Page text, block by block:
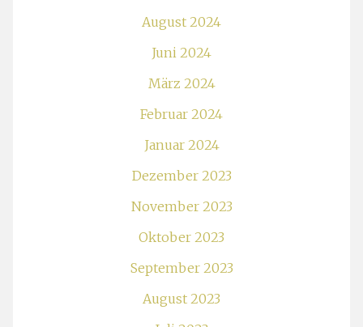
August 2024
Juni 2024
März 2024
Februar 2024
Januar 2024
Dezember 2023
November 2023
Oktober 2023
September 2023
August 2023